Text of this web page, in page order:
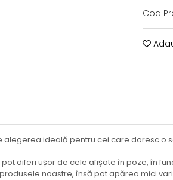
Cod
alegerea ideală pentru cei care
diferi ușor de cele afișate în poze, în
noastre, însă pot apărea mici